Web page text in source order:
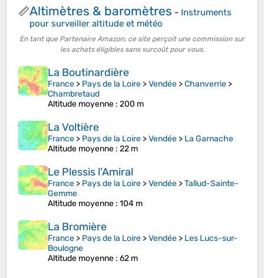
📏Altimètres & baromètres - Instruments
pour surveiller altitude et météo
En tant que Partenaire Amazon, ce site perçoit une commission sur
les achats éligibles sans surcoût pour vous.
La Boutinardière
France > Pays de la Loire >Vendée >Chanverrie >
Chambretaud
Altitude moyenne : 200 m
La Voltière
France > Pays de la Loire >Vendée > La Garnache
Altitude moyenne : 22 m
Le Plessis l'Amiral
France > Pays de la Loire >Vendée >Tallud-Sainte-
Gemme
Altitude moyenne : 104 m
La Bromière
France > Pays de la Loire >Vendée > Les Lucs-sur-
Boulogne
Altitude moyenne : 62 m